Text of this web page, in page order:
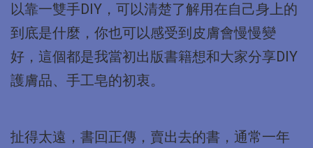
以靠一雙手DIY，可以清楚了解用在自己身上的
到底是什麼，你也可以感受到皮膚會慢慢變
好，這個都是我當初出版書籍想和大家分享DIY
護膚品、手工皂的初衷。
扯得太遠，書回正傳，賣出去的書，通常一年